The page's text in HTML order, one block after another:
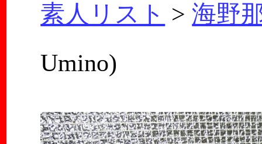
素人リスト >海野
Umino)